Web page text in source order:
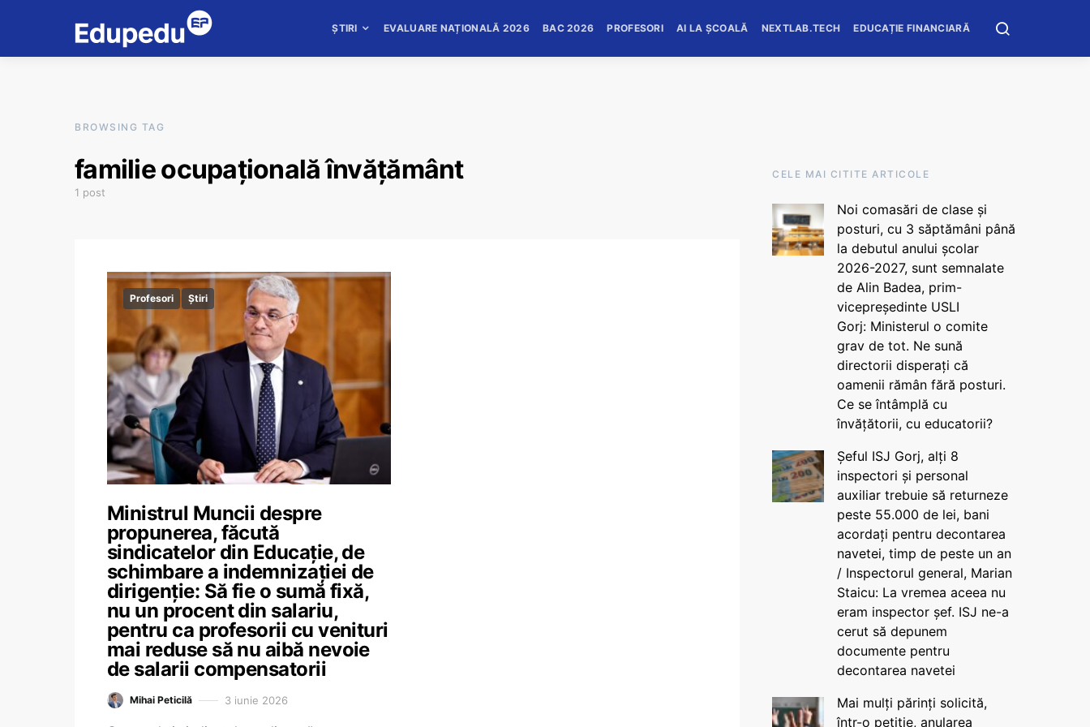
ȘTIRI EVALUARE NAȚIONALĂ 2026 BAC 2026 PROFESORI AI LA ȘCOALĂ NEXTLAB.TECH EDUCAȚIE FINANCIARĂ
BROWSING TAG
familie ocupațională învățământ
1 post
Profesori Știri
Ministrul Muncii despre
propunerea, făcută
sindicatelor din Educație, de
schimbare a indemnizației de
dirigenție: Să fie o sumă fixă,
nu un procent din salariu,
pentru ca profesorii cu venituri
mai reduse să nu aibă nevoie
de salarii compensatorii
Mihai Peticilă 3 iunie 2026
CELE MAI CITITE ARTICOLE
Noi comasări de clase și
posturi, cu 3 săptămâni până
la debutul anului școlar
2026-2027, sunt semnalate
de Alin Badea, prim-
vicepreședinte USLI
Gorj: Ministerul o comite
grav de tot. Ne sună
directorii disperați că
oamenii rămân fără posturi.
Ce se întâmplă cu
învățătorii, cu educatorii?
Șeful ISJ Gorj, alți 8
inspectori și personal
auxiliar trebuie să returneze
peste 55.000 de lei, bani
acordați pentru decontarea
navetei, timp de peste un an
/ Inspectorul general, Marian
Staicu: La vremea aceea nu
eram inspector șef. ISJ ne-a
cerut să depunem
documente pentru
decontarea navetei
Mai mulți părinți solicită,
într-o petiție, anularea